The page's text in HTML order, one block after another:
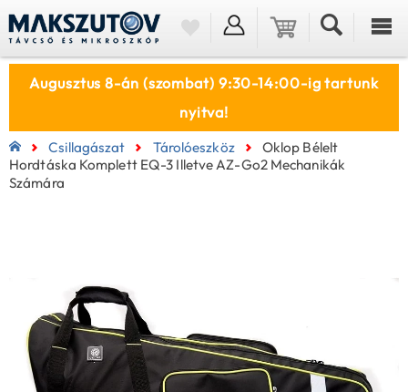
Augusztus 8-án (szombat) 9:30-14:00-ig tartunk
nyitva!
Csillagászat Tárolóeszköz
Oklop Bélelt
Hordtáska Komplett EQ-3 Illetve AZ-Go2 Mechanikák
Számára